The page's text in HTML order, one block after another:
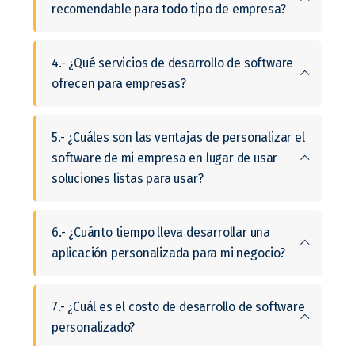
recomendable para todo tipo de empresa?
4.- ¿Qué servicios de desarrollo de software
ofrecen para empresas?
5.- ¿Cuáles son las ventajas de personalizar el
software de mi empresa en lugar de usar
soluciones listas para usar?
6.- ¿Cuánto tiempo lleva desarrollar una
aplicación personalizada para mi negocio?
7.- ¿Cuál es el costo de desarrollo de software
personalizado?